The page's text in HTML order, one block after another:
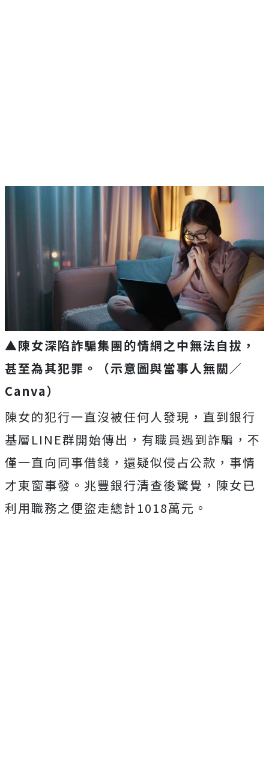
▲陳女深陷詐騙集團的情網之中無法自拔，
甚至為其犯罪。（示意圖與當事人無關／
Canva）
陳女的犯行一直沒被任何人發現，直到銀行
基層LINE群開始傳出，有職員遇到詐騙，不
僅一直向同事借錢，還疑似侵占公款，事情
才東窗事發。兆豐銀行清查後驚覺，陳女已
利用職務之便盜走總計1018萬元。